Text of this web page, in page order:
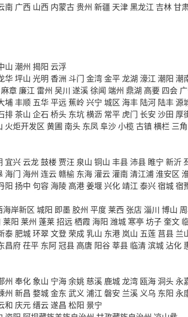
南 广西 山西 内蒙古 贵州 新疆 天津黑龙江 吉林甘
山 潮州 揭阳 云浮
华坪山 光明 香洲 斗门 金湾金平龙湖 濠江 潮阳 潮
麻章 廉江 雷州 吴川 遂溪徐闻 端州 鼎湖 高要 四会
埔丰顺 五华平远 蕉岭 兴宁 城区 海丰 陆河 陆丰源
排茶山 企石 桥头 东坑横沥 常平 虎门 长安 沙田 厚
火炬开发区 黄圃 南头 东凤阜沙小榄 古镇横栏 三角
宜兴 云龙鼓楼 贾汪 泉山 铜山 丰县 沛县 睢宁 新沂
海门 海州 连云赣榆 东海灌云灌南 清江浦淮安区
阳 扬中 句容 海陵 高港姜堰兴化靖江 泰兴宿城宿
海岸新区 城阳 即墨 胶州 平度 莱西 张店 淄川 博山
莱阳 莱州 蓬莱招远 栖霞 海阳 潍城 寒亭 坊子奎文
泰 肥城环翠文登 荣成乳山 东港 岚山 五莲 莒县 兰
昌府茌平 东阿冠县 高唐 阳谷莘县 临清滨城 沾化
州 奉化 象山 宁海余姚 慈溪 鹿城龙湾 瓯海洞头 永
州 新昌 婺城金东 武义 浦江 磐安 兰溪 义乌 东阳 永
和 庆元缙云遂昌 松阳 景宁